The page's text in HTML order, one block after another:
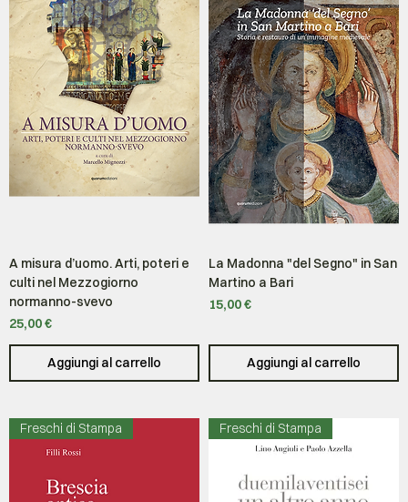
A misura d’uomo. Arti, poteri e
culti nel Mezzogiorno
normanno-svevo
Prezzo
25,00 €
Aggiungi al carrello
La Madonna "del Segno" in San
Martino a Bari
Prezzo
15,00 €
Aggiungi al carrello
Freschi di Stampa Freschi di Stampa